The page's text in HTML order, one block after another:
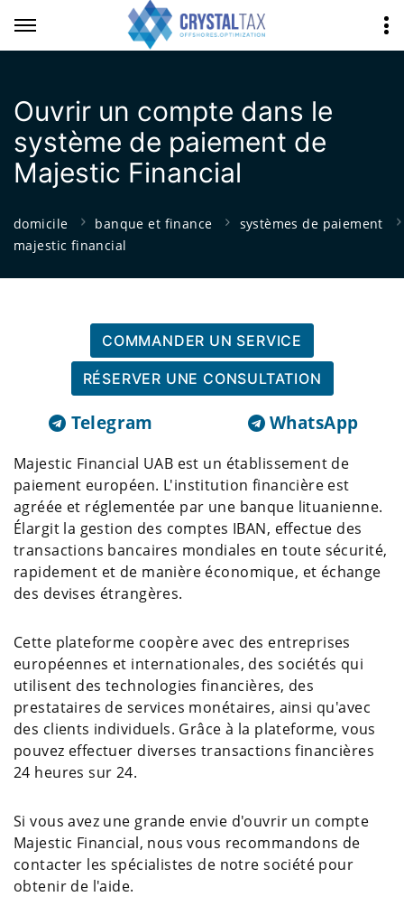
Ouvrir un compte dans le
système de paiement de
Majestic Financial
domicile banque et finance
systèmes de paiement
majestic financial
COMMANDER UN SERVICE
RÉSERVER UNE CONSULTATION
Telegram WhatsApp
Majestic Financial UAB est un établissement de
paiement européen. L'institution financière est
agréée et réglementée par une banque lituanienne.
Élargit la gestion des comptes IBAN, effectue des
transactions bancaires mondiales en toute sécurité,
rapidement et de manière économique, et échange
des devises étrangères.
Cette plateforme coopère avec des entreprises
européennes et internationales, des sociétés qui
utilisent des technologies financières, des
prestataires de services monétaires, ainsi qu'avec
des clients individuels. Grâce à la plateforme, vous
pouvez effectuer diverses transactions financières
24 heures sur 24.
Si vous avez une grande envie d'ouvrir un compte
Majestic Financial, nous vous recommandons de
contacter les spécialistes de notre société pour
obtenir de l'aide.